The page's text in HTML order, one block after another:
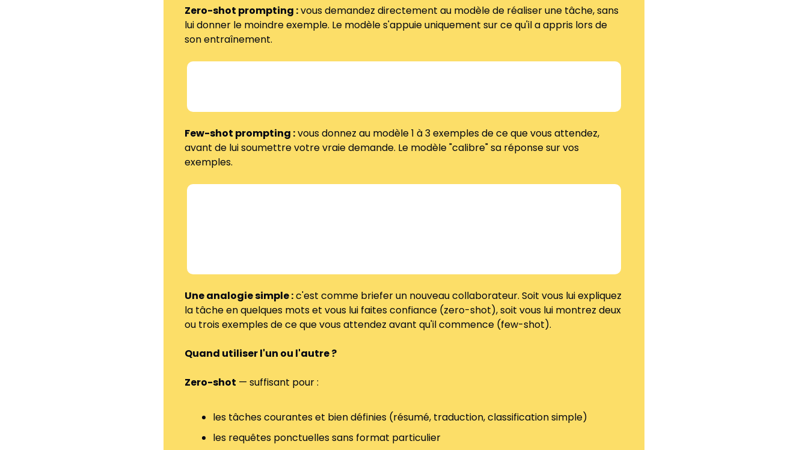
Zero-shot prompting : vous demandez directement au modèle de réaliser une tâche, sans
lui donner le moindre exemple. Le modèle s'appuie uniquement sur ce qu'il a appris lors de
son entraînement.
Few-shot prompting : vous donnez au modèle 1 à 3 exemples de ce que vous attendez,
avant de lui soumettre votre vraie demande. Le modèle "calibre" sa réponse sur vos
exemples.
Une analogie simple : c'est comme briefer un nouveau collaborateur. Soit vous lui expliquez
la tâche en quelques mots et vous lui faites confiance (zero-shot), soit vous lui montrez deux
ou trois exemples de ce que vous attendez avant qu'il commence (few-shot).
Quand utiliser l'un ou l'autre ?
Zero-shot — suffisant pour :
les tâches courantes et bien définies (résumé, traduction, classification simple)
les requêtes ponctuelles sans format particulier